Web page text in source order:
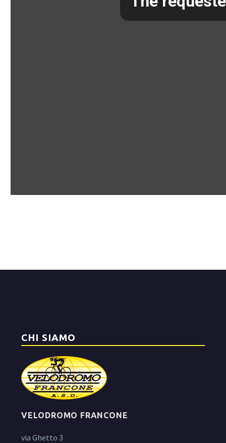
CHI SIAMO
VELODROMO FRANCONE
via Ghetto 3